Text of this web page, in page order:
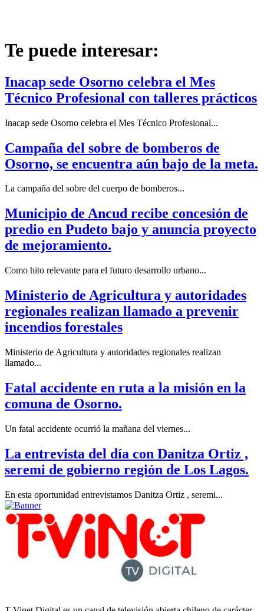
Te puede interesar:
Inacap sede Osorno celebra el Mes
Técnico Profesional con talleres prácticos
Inacap sede Osorno celebra el Mes Técnico Profesional...
Campaña del sobre de bomberos de
Osorno, se encuentra aún bajo de la meta.
La campaña del sobre del cuerpo de bomberos...
Municipio de Ancud recibe concesión de
predio en Pudeto bajo y anuncia proyecto
de mejoramiento.
Como hito relevante para el futuro desarrollo urbano...
Ministerio de Agricultura y autoridades
regionales realizan llamado a prevenir
incendios forestales
Ministerio de Agricultura y autoridades regionales realizan
llamado...
Fatal accidente en ruta a la misión en la
comuna de Osorno.
Un fatal accidente ocurrió la mañana del viernes...
La entrevista del día con Danitza Ortiz ,
seremi de gobierno región de Los Lagos.
En esta oportunidad entrevistamos Danitza Ortiz , seremi...